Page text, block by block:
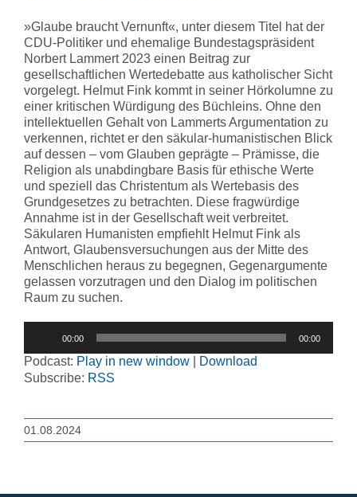
»Glaube braucht Vernunft«, unter diesem Titel hat der
CDU-Politiker und ehemalige Bundestagspräsident
Norbert Lammert 2023 einen Beitrag zur
gesellschaftlichen Wertedebatte aus katholischer Sicht
vorgelegt. Helmut Fink kommt in seiner Hörkolumne zu
einer kritischen Würdigung des Büchleins. Ohne den
intellektuellen Gehalt von Lammerts Argumentation zu
verkennen, richtet er den säkular-humanistischen Blick
auf dessen – vom Glauben geprägte – Prämisse, die
Religion als unabdingbare Basis für ethische Werte
und speziell das Christentum als Wertebasis des
Grundgesetzes zu betrachten. Diese fragwürdige
Annahme ist in der Gesellschaft weit verbreitet.
Säkularen Humanisten empfiehlt Helmut Fink als
Antwort, Glaubensversuchungen aus der Mitte des
Menschlichen heraus zu begegnen, Gegenargumente
gelassen vorzutragen und den Dialog im politischen
Raum zu suchen.
00:00 00:00
Podcast: Play in new window
Download
Subscribe: RSS
01.08.2024